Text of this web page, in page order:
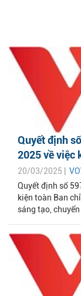
Quyết định
2025 về việc
20/03/2025 |
Quyết định số
kiện toàn Ban
sáng tạo,